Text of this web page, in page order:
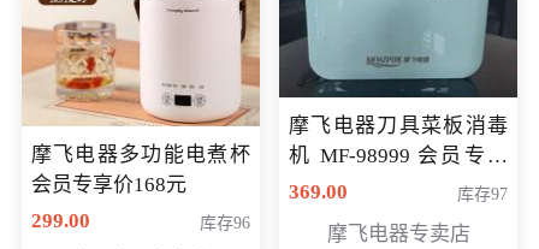
摩飞电器多功能电煮杯
会员专享价168元
299.00
库存96
摩飞电器刀具菜板消毒
机 MF-98999 会员专享
价286元
369.00 库存97
摩飞电器专卖店